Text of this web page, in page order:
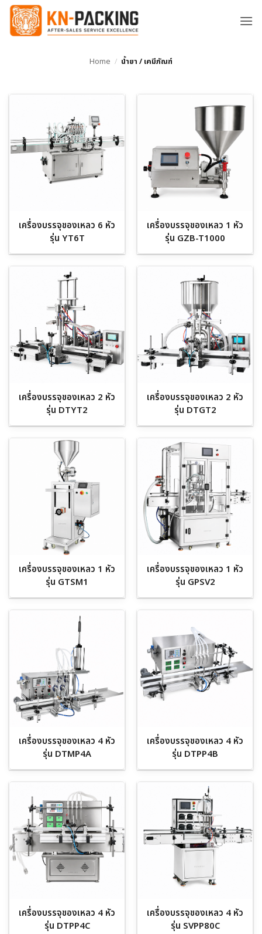
ข้าม
ยัง
Home / น้ำยา / เคมีภัณฑ์
เครื่องบรรจุของเหลว 6 หัว
รุ่น YT6T
เครื่องบรรจุของเหลว 1 หัว
รุ่น GZB-T1000
เครื่องบรรจุของเหลว 2 หัว
รุ่น DTYT2
เครื่องบรรจุของเหลว 2 หัว
รุ่น DTGT2
เครื่องบรรจุของเหลว 1 หัว
รุ่น GTSM1
เครื่องบรรจุของเหลว 1 หัว
รุ่น GPSV2
เครื่องบรรจุของเหลว 4 หัว
รุ่น DTMP4A
เครื่องบรรจุของเหลว 4 หัว
รุ่น DTPP4B
เครื่องบรรจุของเหลว 4 หัว
รุ่น DTPP4C
เครื่องบรรจุของเหลว 4 หัว
รุ่น SVPP80C